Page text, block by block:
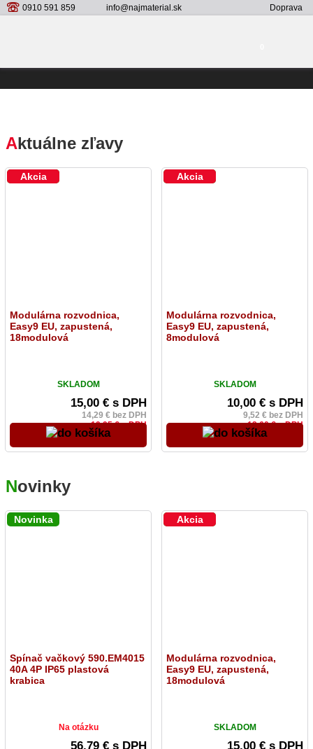
0910 591 859 info@najmaterial.sk Doprava
Aktuálne zľavy
Modulárna rozvodnica,
Easy9 EU, zapustená,
18modulová
SKLADOM
15,00 € s DPH
14,29 € bez DPH
19,95 € s DPH
Novinka
Akcia
Modulárna rozvodnica,
Easy9 EU, zapustená,
8modulová
SKLADOM
10,00 € s DPH
9,52 € bez DPH
12,60 € s DPH
Novinka
Akcia
Novinky
Spínač vačkový 590.EM4015
40A 4P IP65 plastová
krabica
Na otázku
56,79 € s DPH
Novinka
Modulárna rozvodnica,
Easy9 EU, zapustená,
18modulová
SKLADOM
15,00 € s DPH
Novinka
Akcia